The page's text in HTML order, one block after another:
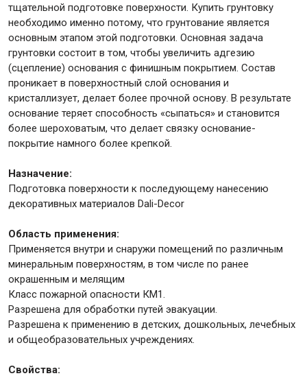
тщательной подготовке поверхности. Купить грунтовку
необходимо именно потому, что грунтование является
основным этапом этой подготовки. Основная задача
грунтовки состоит в том, чтобы увеличить адгезию
(сцепление) основания с финишным покрытием. Состав
проникает в поверхностный слой основания и
кристаллизует, делает более прочной основу. В результате
основание теряет способность «сыпаться» и становится
более шероховатым, что делает связку основание-
покрытие намного более крепкой.
Назначение:
Подготовка поверхности к последующему нанесению
декоративных материалов Dali-Decor
Область применения:
Применяется внутри и снаружи помещений по различным
минеральным поверхностям, в том числе по ранее
окрашенным и мелящим
Класс пожарной опасности КМ1.
Разрешена для обработки путей эвакуации.
Разрешена к применению в детских, дошкольных, лечебных
и общеобразовательных учреждениях.
Свойства:
Сантехника
Крепежи
Монтажные ленты
Канаты, шнуры
Всё для дома и сада
Товары для бани и сауны
Оборудование для клининга и уборки